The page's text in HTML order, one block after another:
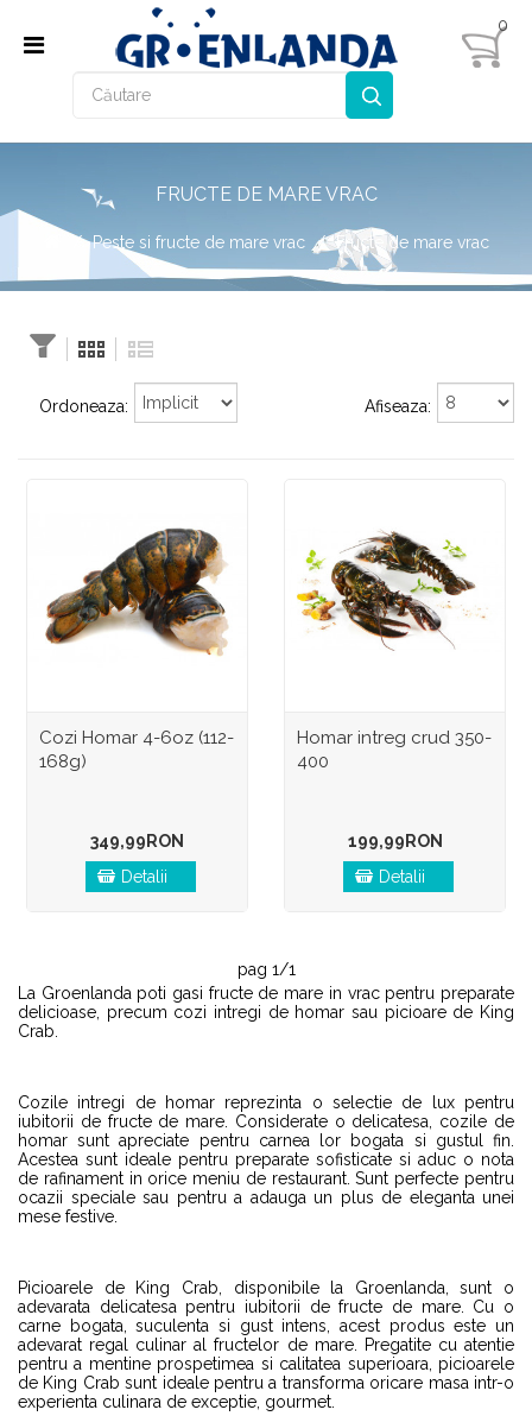
0
FRUCTE DE MARE VRAC
Peste si fructe de mare vrac Fructe de mare vrac
Ordoneaza: Afiseaza:
Cozi Homar 4-6oz (112-
168g)
349,99RON
Detalii
Homar intreg crud 350-
400
199,99RON
Detalii
pag 1/1
La Groenlanda poti gasi fructe de mare in vrac pentru preparate
delicioase, precum cozi intregi de homar sau picioare de King
Crab.
Cozile intregi de homar reprezinta o selectie de lux pentru
iubitorii de fructe de mare. Considerate o delicatesa, cozile de
homar sunt apreciate pentru carnea lor bogata si gustul fin.
Acestea sunt ideale pentru preparate sofisticate si aduc o nota
de rafinament in orice meniu de restaurant. Sunt perfecte pentru
ocazii speciale sau pentru a adauga un plus de eleganta unei
mese festive.
Picioarele de King Crab, disponibile la Groenlanda, sunt o
adevarata delicatesa pentru iubitorii de fructe de mare. Cu o
carne bogata, suculenta si gust intens, acest produs este un
adevarat regal culinar al fructelor de mare. Pregatite cu atentie
pentru a mentine prospetimea si calitatea superioara, picioarele
de King Crab sunt ideale pentru a transforma oricare masa intr-o
experienta culinara de exceptie, gourmet.